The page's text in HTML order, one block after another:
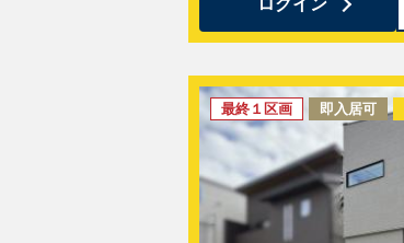
ログイン
最終１区画 即入居可